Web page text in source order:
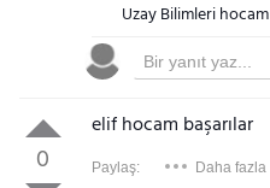
Uzay Bilimleri hocam
0
elif hocam başarılar
Paylaş: Daha fazla